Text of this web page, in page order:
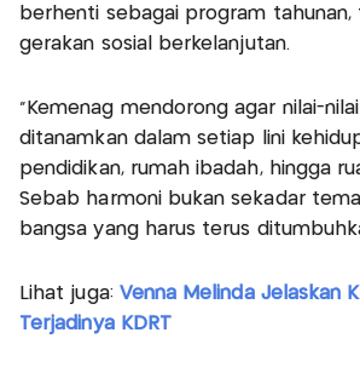
berhenti sebagai program
gerakan sosial berkelanjutan.
"Kemenag mendorong agar nilai-
ditanamkan dalam setiap lini
pendidikan, rumah ibadah, hingga
Sebab harmoni bukan sekadar
bangsa yang harus terus
Lihat juga: Venna Melinda Jelaskan
Terjadinya KDRT